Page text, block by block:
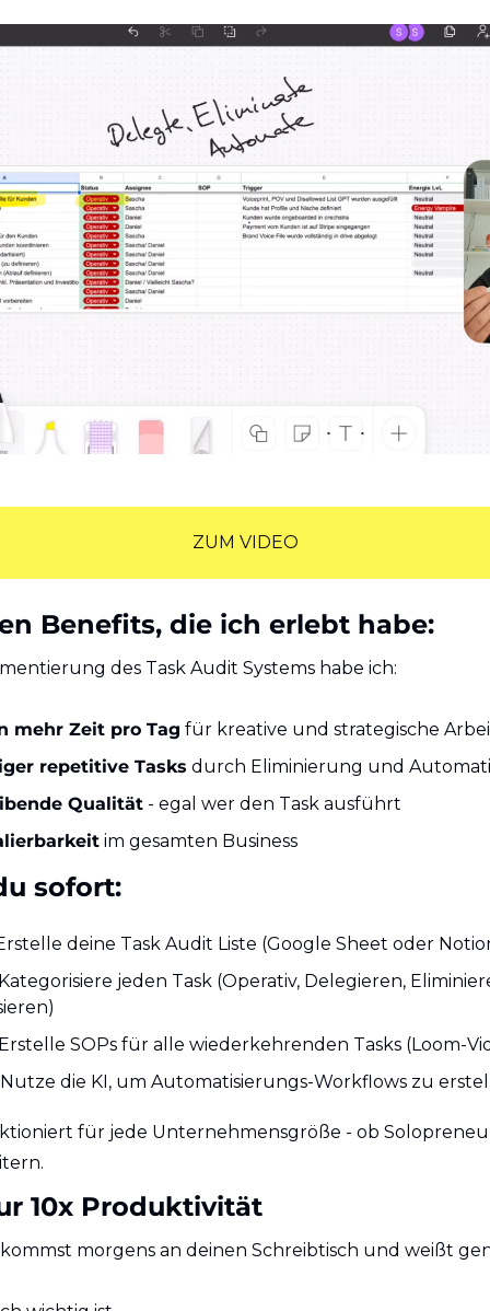
ZUM VIDEO
Benefits, die ich erlebt habe:
des Task Audit Systems habe ich:
mehr Zeit pro Tag für kreative und strategische
repetitive Tasks durch Eliminierung und
Qualität - egal wer den Task ausführt
im gesamten Business
sofort:
deine Task Audit Liste (Google Sheet oder
jeden Task (Operativ, Delegieren,
SOPs für alle wiederkehrenden Tasks (Loom-
Nutze die KI, um Automatisierungs-Workflows zu
für jede Unternehmensgröße - ob
10x Produktivität
morgens an deinen Schreibtisch und weißt